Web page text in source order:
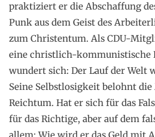
praktiziert er die Abschaffung
Punk aus dem Geist des
zum Christentum. Als CDU-
eine christlich-kommunistische
wundert sich: Der Lauf der Welt
Seine Selbstlosigkeit belohnt
Reichtum. Hat er sich für das
für das Richtige, aber auf dem